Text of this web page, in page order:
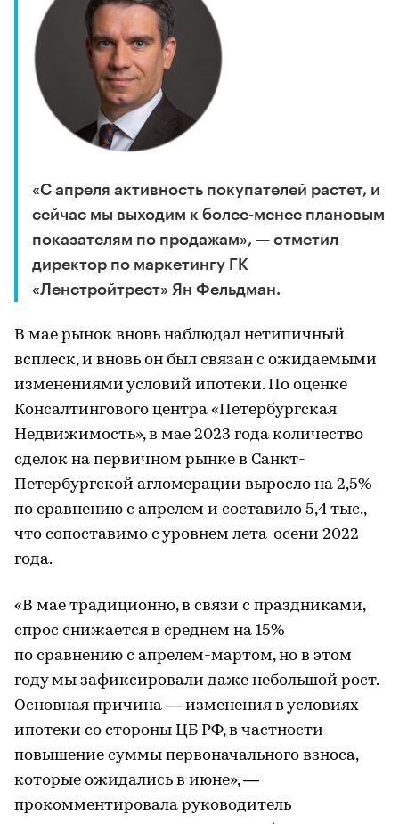
«С апреля активность покупателей растет, и
сейчас мы выходим к более-менее плановым
показателям по продажам», — отметил
директор по маркетингу ГК
«Ленстройтрест» Ян Фельдман.
В мае рынок вновь наблюдал нетипичный
всплеск, и вновь он был связан с ожидаемыми
изменениями условий ипотеки. По оценке
Консалтингового центра «Петербургская
Недвижимость», в мае 2023 года количество
сделок на первичном рынке в Санкт-
Петербургской агломерации выросло на 2,5%
по сравнению с апрелем и составило 5,4 тыс.,
что сопоставимо с уровнем лета-осени 2022
года.
«В мае традиционно, в связи с праздниками,
спрос снижается в среднем на 15%
по сравнению с апрелем-мартом, но в этом
году мы зафиксировали даже небольшой рост.
Основная причина — изменения в условиях
ипотеки со стороны ЦБ РФ, в частности
повышение суммы первоначального взноса,
которые ожидались в июне», —
прокомментировала руководитель